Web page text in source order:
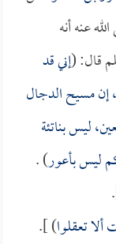
عنه أنه
قال: (إني قد
مسيح الدجال
ليس بناتئة
ليس بأعور) .
تعقلوا) ].